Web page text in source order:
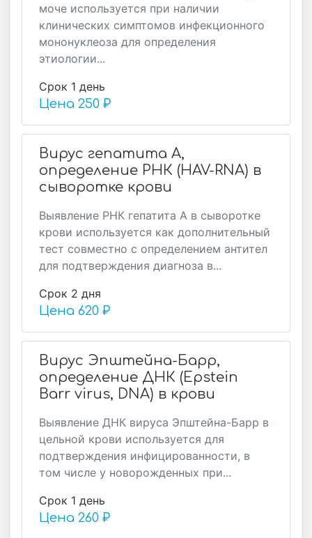
моче используется при наличии
клинических симптомов инфекционного
мононуклеоза для определения
этиологии...
Срок 1 день
Цена 250 ₽
Вирус гепатита А,
определение РНК (HAV-RNA) в
сыворотке крови
Выявление РНК гепатита А в сыворотке
крови используется как дополнительный
тест совместно с определением антител
для подтверждения диагноза в...
Срок 2 дня
Цена 620 ₽
Вирус Эпштейна-Барр,
определение ДНК (Epstein
Barr virus, DNA) в крови
Выявление ДНК вируса Эпштейна-Барр в
цельной крови используется для
подтверждения инфицированности, в
том числе у новорожденных при...
Срок 1 день
Цена 260 ₽